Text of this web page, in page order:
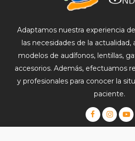
Adaptamos nuestra experiencia de
las necesidades de la actualidad,
modelos de audífonos, lentillas,
accesorios. Además, efectuamos
y profesionales para conocer la
paciente.